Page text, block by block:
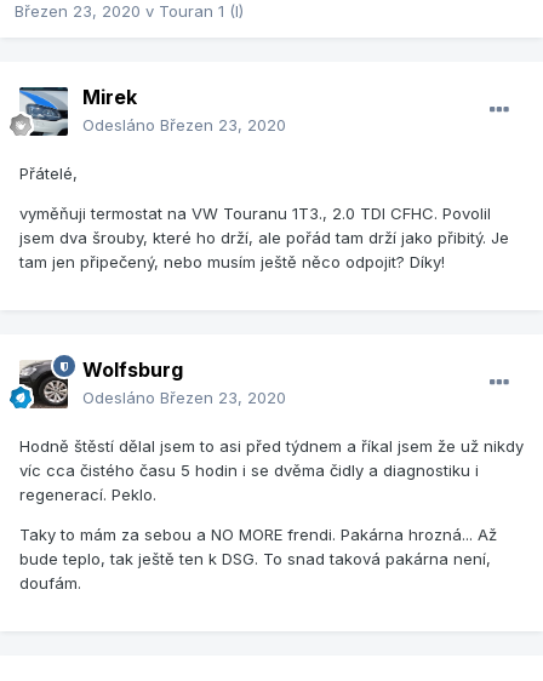
Březen 23, 2020 v Touran 1 (I)
Mirek
Odesláno Březen 23, 2020
Přátelé,
vyměňuji termostat na VW Touranu 1T3., 2.0 TDI CFHC. Povolil
jsem dva šrouby, které ho drží, ale pořád tam drží jako přibitý. Je
tam jen připečený, nebo musím ještě něco odpojit? Díky!
Wolfsburg
Odesláno Březen 23, 2020
Hodně štěstí dělal jsem to asi před týdnem a říkal jsem že už nikdy
víc cca čistého času 5 hodin i se dvěma čidly a diagnostiku i
regenerací. Peklo.
Taky to mám za sebou a NO MORE frendi. Pakárna hrozná... Až
bude teplo, tak ještě ten k DSG. To snad taková pakárna není,
doufám.